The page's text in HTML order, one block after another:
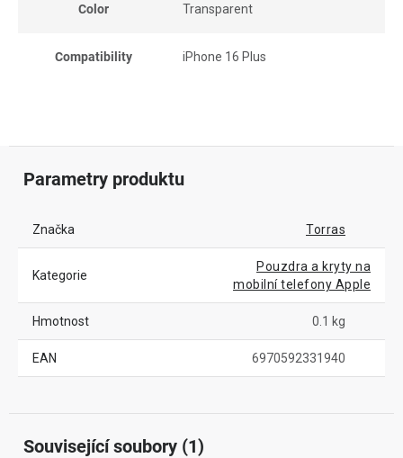
Color Transparent
Compatibility iPhone 16 Plus
Parametry produktu
Značka Torras
Kategorie
Pouzdra a kryty na
mobilní telefony Apple
Hmotnost 0.1 kg
EAN 6970592331940
Související soubory (1)